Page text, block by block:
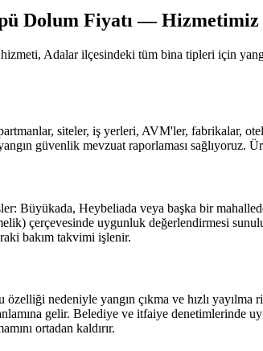
Dolum Fiyatı — Hizmetimiz
hizmeti, Adalar ilçesindeki tüm bina tipleri için
siteler, iş yerleri, AVM'ler, fabrikalar,
güvenlik mevzuat raporlaması sağlıyoruz.
Büyükada, Heybeliada veya başka bir
çerçevesinde uygunluk değerlendirmesi
bakım takvimi işlenir.
nedeniyle yangın çıkma ve hızlı
gelir. Belediye ve itfaiye denetimlerinde
ortadan kaldırır.